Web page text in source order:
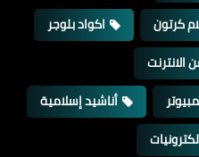
كرتون
اكواد بلوجر
الانترنت
أناشيد إسلامية